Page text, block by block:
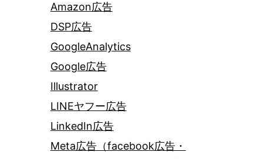
Amazon広告
DSP広告
GoogleAnalytics
Google広告
Illustrator
LINEヤフー広告
LinkedIn広告
Meta広告（facebook広告・